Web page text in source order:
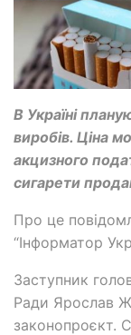
В Україні
виробів. Ціна
акцизного
сигарети
Про це
“Інформатор
Заступник
Ради Ярослав
законопроєкт.